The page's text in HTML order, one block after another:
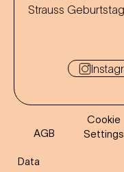
Strauss Geburtstag
AGB
Data
Cookie
Settings